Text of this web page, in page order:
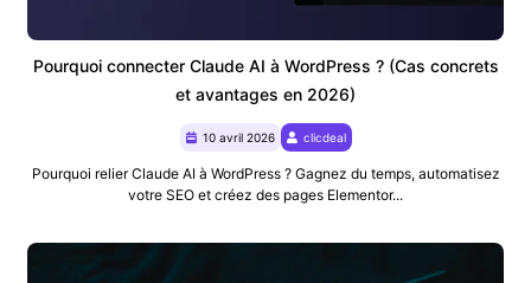
Pourquoi connecter Claude AI à WordPress ? (Cas concrets
et avantages en 2026)
10 avril 2026 clicdeal
Pourquoi relier Claude AI à WordPress ? Gagnez du temps, automatisez
votre SEO et créez des pages Elementor...